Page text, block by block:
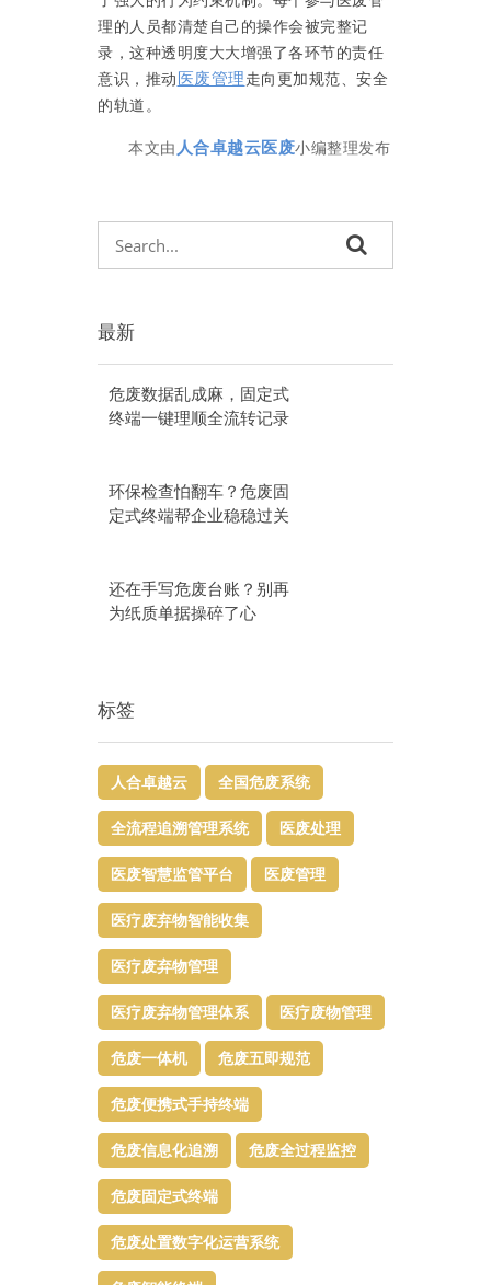
理的人员都清楚自己的操作会被完整记
录，这种透明度大大增强了各环节的责任
意识，推动 医废管理 走向更加规范、安全
的轨道。
本文由 人合卓越云医废小编整理发布
最新
危废数据乱成麻，固定式
终端一键理顺全流转记录
环保检查怕翻车？危废固
定式终端帮企业稳稳过关
还在手写危废台账？别再
为纸质单据操碎了心
标签
人合卓越云 全国危废系统
全流程追溯管理系统 医废处理
医废智慧监管平台​ 医废管理
医疗废弃物智能收集
医疗废弃物管理​
医疗废弃物管理体系 医疗废物管理
危废一体机 危废五即规范
危废便携式手持终端
危废信息化追溯 危废全过程监控
危废固定式终端
危废处置数字化运营系统